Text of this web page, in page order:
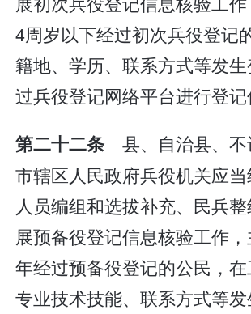
4周岁以下经过初次兵役登记
籍地、学历、联系方式等发
过兵役登记网络平台进行登记
第二十二条 县、自治县、不
市辖区人民政府兵役机关应
人员编组和选拔补充、民兵
展预备役登记信息核验工作
年经过预备役登记的公民，在
专业技术技能、联系方式等发